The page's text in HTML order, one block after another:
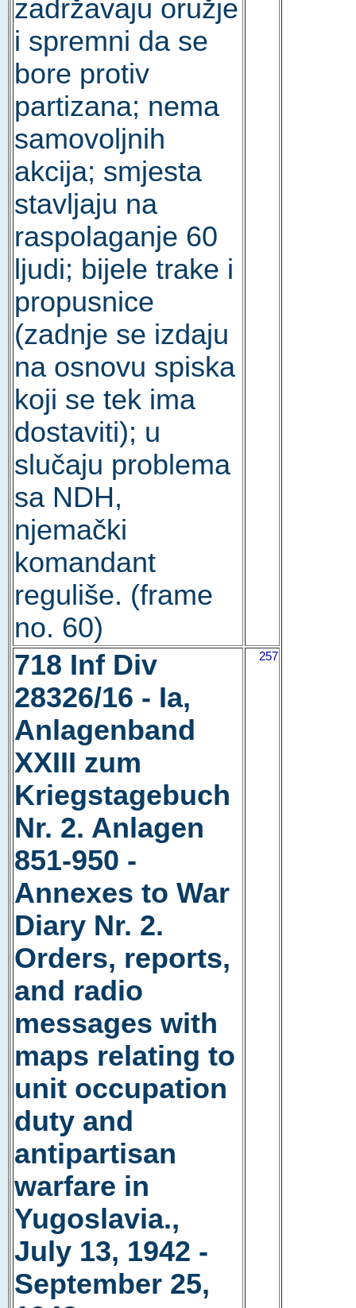
zadržavaju oružje
i spremni da se
bore protiv
partizana; nema
samovoljnih
akcija; smjesta
stavljaju na
raspolaganje 60
ljudi; bijele trake i
propusnice
(zadnje se izdaju
na osnovu spiska
koji se tek ima
dostaviti); u
slučaju problema
sa NDH,
njemački
komandant
reguliše. (frame
no. 60)
718 Inf Div
28326/16 - Ia,
Anlagenband
XXIII zum
Kriegstagebuch
Nr. 2. Anlagen
851-950 -
Annexes to War
Diary Nr. 2.
Orders, reports,
and radio
messages with
maps relating to
unit occupation
duty and
antipartisan
warfare in
Yugoslavia.,
July 13, 1942 -
September 25,
257